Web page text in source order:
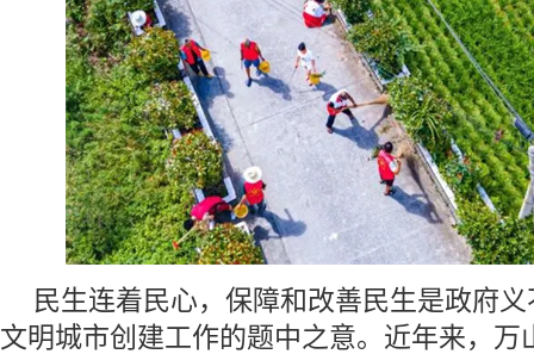
民生连着民心，保障和改善民生是政府
文明城市创建工作的题中之意。近年来，万